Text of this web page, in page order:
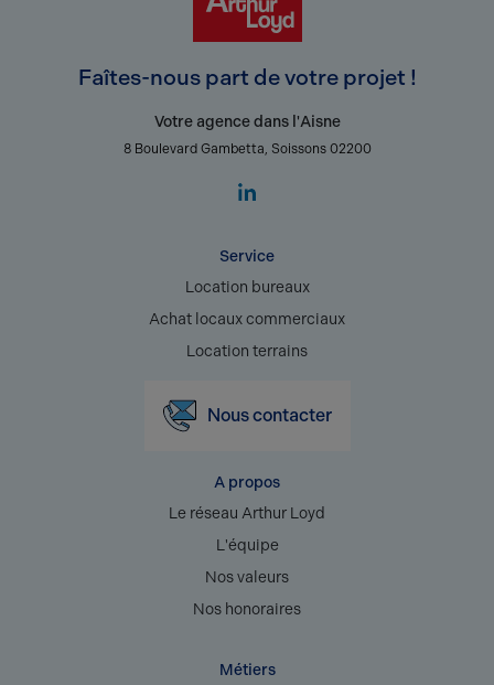
Faîtes-nous part de votre projet !
Votre agence dans l'Aisne
8 Boulevard Gambetta, Soissons 02200
Service
Location bureaux
Achat locaux commerciaux
Location terrains
Nous contacter
A propos
Le réseau Arthur Loyd
L'équipe
Nos valeurs
Nos honoraires
Métiers